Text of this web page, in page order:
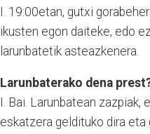
I. 19:00etan, gutxi
ikusten egon daiteke, edo
larunbatetik asteazkenera.
Larunbaterako dena
I. Bai. Larunbatean
eskatzera geldituko dira eta